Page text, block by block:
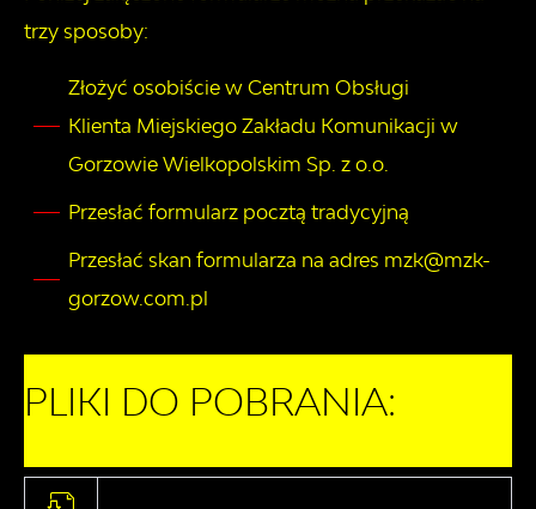
trzy sposoby:
Złożyć osobiście w Centrum Obsługi
Klienta Miejskiego Zakładu Komunikacji w
Gorzowie Wielkopolskim Sp. z o.o.
Przesłać formularz pocztą tradycyjną
Przesłać skan formularza na adres mzk@mzk-
gorzow.com.pl
PLIKI DO POBRANIA: